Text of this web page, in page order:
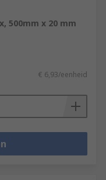
500mm x 20 mm
€ 6,93/eenheid